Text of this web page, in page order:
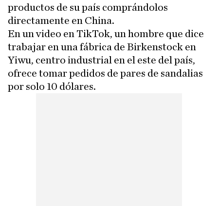
productos de su país comprándolos
directamente en China.
En un video en TikTok, un hombre que dice
trabajar en una fábrica de Birkenstock en
Yiwu, centro industrial en el este del país,
ofrece tomar pedidos de pares de sandalias
por solo 10 dólares.